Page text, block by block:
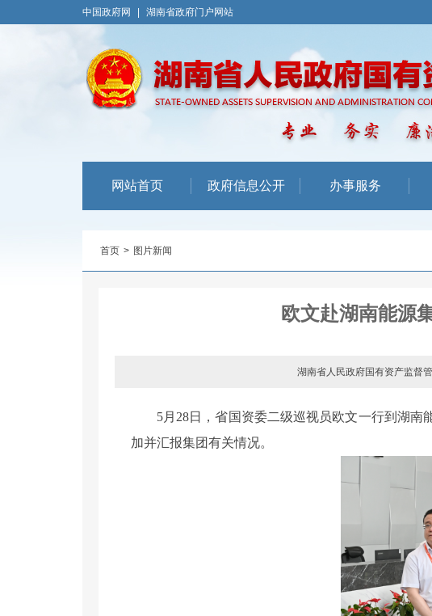
中国政府网 湖南省政府门户网站
网站首页 政府信息公开 办事服务
首页 > 图片新闻
欧文赴湖南能源
湖南省人民政府国有资产监督
5月28日，省国资委二级巡视员欧文一行到湖
加并汇报集团有关情况。